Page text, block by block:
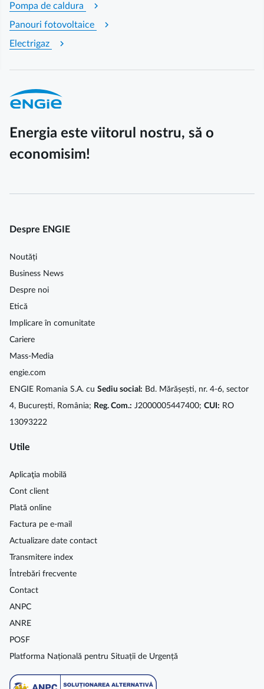
Pompa de caldura chevron_right
Panouri fotovoltaice chevron_right
Electrigaz chevron_right
Energia este viitorul nostru, să o
economisim!
Despre ENGIE
Noutăți
Business News
Despre noi
Etică
Implicare în comunitate
Cariere
Mass-Media
engie.com
ENGIE Romania S.A. cu Sediu social: Bd. Mărășești, nr. 4-6, sector
4, București, România; Reg. Com.: J2000005447400; CUI: RO
13093222
Utile
Aplicaţia mobilă
Cont client
Plată online
Factura pe e-mail
Actualizare date contact
Transmitere index
Întrebări frecvente
Contact
ANPC
ANRE
POSF
Platforma Națională pentru Situații de Urgență